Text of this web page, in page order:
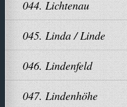
044. Lichtenau
045. Linda / Linde
046. Lindenfeld
047. Lindenhöhe